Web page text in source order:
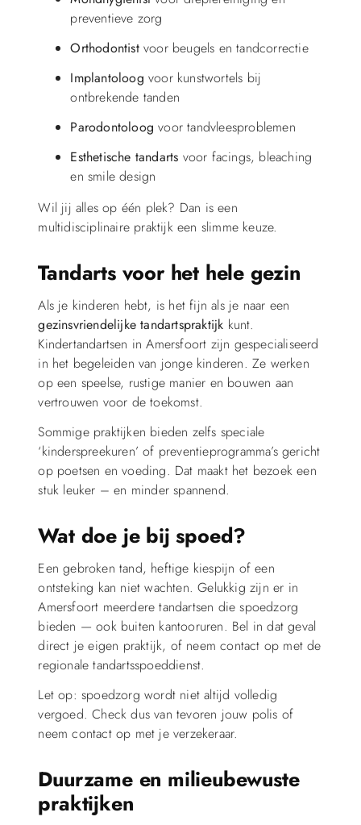
preventieve zorg
Orthodontistvoor beugels en tandcorrectie
Implantoloog voor kunstwortels bij
ontbrekende tanden
Parodontoloog voor tandvleesproblemen
Esthetische tandarts voor facings, bleaching
en smile design
Wil jij alles op één plek? Dan is een
multidisciplinaire praktijk een slimme keuze.
Tandarts voor het hele gezin
Als je kinderen hebt, is het fijn als je naar een
gezinsvriendelijke tandartspraktijk kunt.
Kindertandartsen in Amersfoort zijn gespecialiseerd
in het begeleiden van jonge kinderen. Ze werken
op een speelse, rustige manier en bouwen aan
vertrouwen voor de toekomst.
Sommige praktijken bieden zelfs speciale
‘kinderspreekuren’ of preventieprogramma’s gericht
op poetsen en voeding. Dat maakt het bezoek een
stuk leuker – en minder spannend.
Wat doe je bij spoed?
Een gebroken tand, heftige kiespijn of een
ontsteking kan niet wachten. Gelukkig zijn er in
Amersfoort meerdere tandartsen die spoedzorg
bieden — ook buiten kantooruren. Bel in dat geval
direct je eigen praktijk, of neem contact op met de
regionale tandartsspoeddienst.
Let op: spoedzorg wordt niet altijd volledig
vergoed. Check dus van tevoren jouw polis of
neem contact op met je verzekeraar.
Duurzame en milieubewuste
praktijken